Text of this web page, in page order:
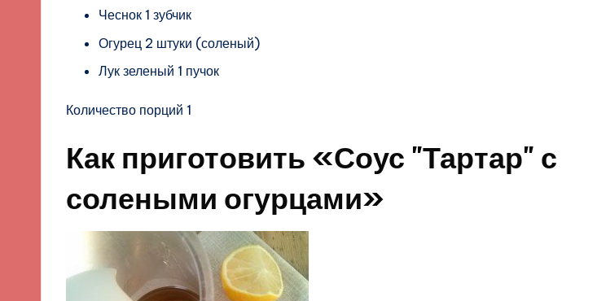
Чеснок 1 зубчик
Огурец 2 штуки (соленый)
Лук зеленый 1 пучок
Количество порций 1
Как приготовить «Соус "Тартар" с
солеными огурцами»